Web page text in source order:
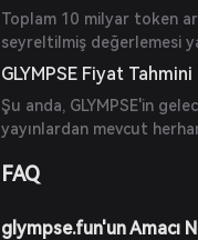
Toplam 10 milyar token
seyreltilmiş değerlemesi
GLYMPSE Fiyat Tahmini
Şu anda, GLYMPSE'in
yayınlardan mevcut
FAQ
glympse.fun'un Amacı